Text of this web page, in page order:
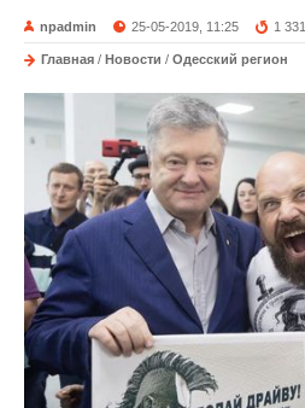
npadmin 25-05-2019, 11:25 1 331
Главная / Новости / Одесский регион